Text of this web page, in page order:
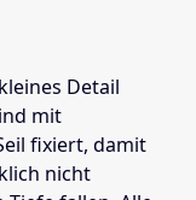
Detail
mit
fixiert, damit
nicht